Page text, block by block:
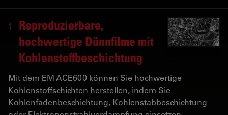
1
Reproduzierbare,
hochwertige Dünnfilme mit
Kohlenstoffbeschichtung
Mit dem EM ACE600 können Sie hochwertige
Kohlenstoffschichten herstellen, indem Sie
Kohlenfadenbeschichtung, Kohlenstabbeschichtung